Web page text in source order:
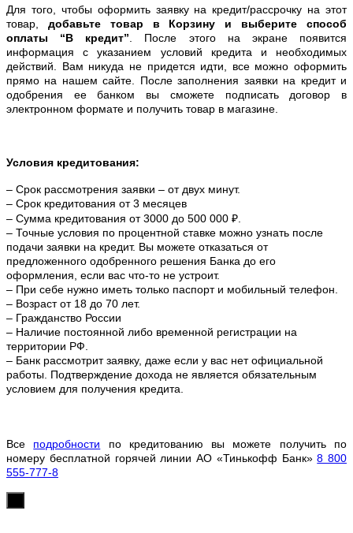
Для того, чтобы оформить заявку на кредит/рассрочку на этот
товар, добавьте товар в Корзину и выберите способ
оплаты “В кредит” . После этого на экране появится
информация с указанием условий кредита и необходимых
действий. Вам никуда не придется идти, все можно оформить
прямо на нашем сайте. После заполнения заявки на кредит и
одобрения ее банком вы сможете подписать договор в
электронном формате и получить товар в магазине.
Условия кредитования:
– Срок рассмотрения заявки – от двух минут.
– Срок кредитования от 3 месяцев
– Сумма кредитования от 3000 до 500 000 ₽.
– Точные условия по процентной ставке можно узнать после
подачи заявки на кредит. Вы можете отказаться от
предложенного одобренного решения Банка до его
оформления, если вас что-то не устроит.
– При себе нужно иметь только паспорт и мобильный телефон.
– Возраст от 18 до 70 лет.
– Гражданство России
– Наличие постоянной либо временной регистрации на
территории РФ.
– Банк рассмотрит заявку, даже если у вас нет официальной
работы. Подтверждение дохода не является обязательным
условием для получения кредита.
Все подробности по кредитованию вы можете получить по
номеру бесплатной горячей линии АО «Тинькофф Банк»8 800
555-777-8